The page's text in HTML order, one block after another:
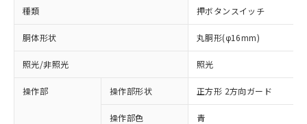
種類 押ボタンスイッチ
胴体形状 丸胴形(φ16mm)
照光/非照光 照光
操作部 操作部形状 正方形 2方向ガード
操作部色 青